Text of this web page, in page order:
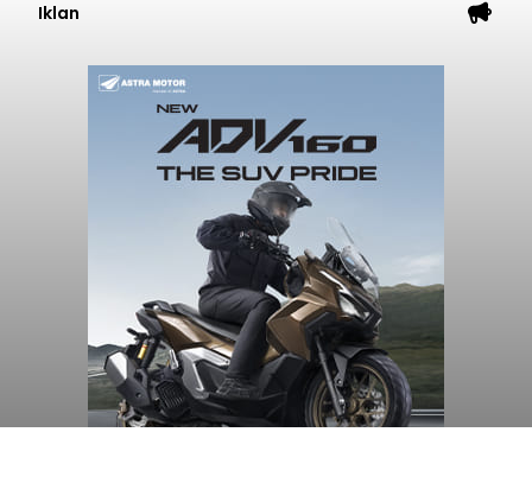
Iklan